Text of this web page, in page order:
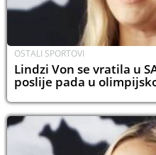
OSTALI SPORTOVI
Lindzi Von se vratila u
poslije pada u